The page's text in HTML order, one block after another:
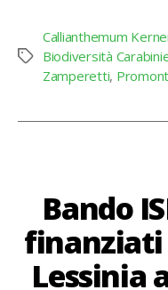
Tag
Callianthemum
Biodiversità
Zamperetti, Promont
Bando
finanziati
Lessinia